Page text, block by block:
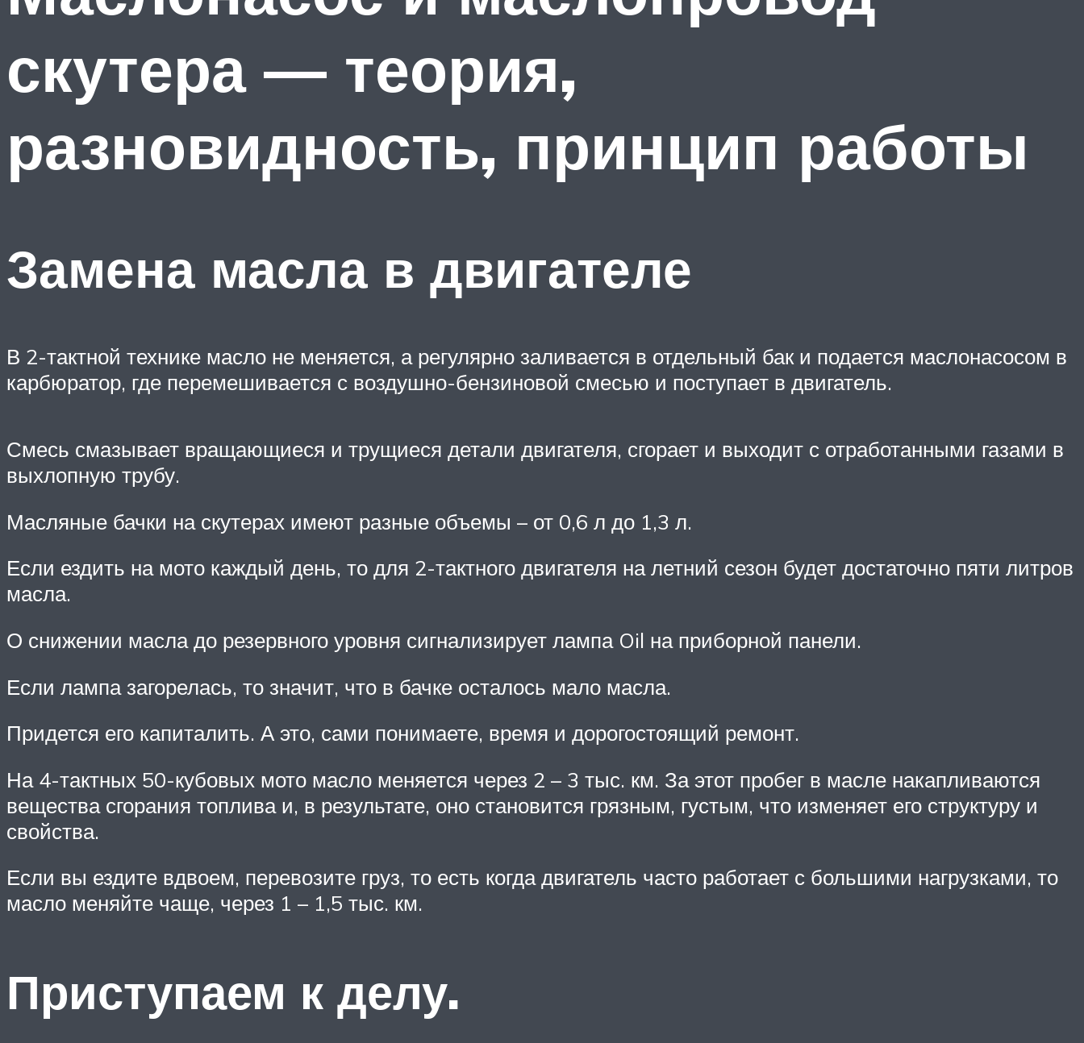
скутера — теория,
разновидность, принцип работы
Замена масла в двигателе
В 2-тактной технике масло не меняется, а регулярно заливается в отдельный бак и подается маслонасосом в
карбюратор, где перемешивается с воздушно-бензиновой смесью и поступает в двигатель.
Смесь смазывает вращающиеся и трущиеся детали двигателя, сгорает и выходит с отработанными газами в
выхлопную трубу.
Масляные бачки на скутерах имеют разные объемы – от 0,6 л до 1,3 л.
Если ездить на мото каждый день, то для 2-тактного двигателя на летний сезон будет достаточно пяти литров
масла.
О снижении масла до резервного уровня сигнализирует лампа Oil на приборной панели.
Если лампа загорелась, то значит, что в бачке осталось мало масла.
Придется его капиталить. А это, сами понимаете, время и дорогостоящий ремонт.
На 4-тактных 50-кубовых мото масло меняется через 2 – 3 тыс. км. За этот пробег в масле накапливаются
вещества сгорания топлива и, в результате, оно становится грязным, густым, что изменяет его структуру и
свойства.
Если вы ездите вдвоем, перевозите груз, то есть когда двигатель часто работает с большими нагрузками, то
масло меняйте чаще, через 1 – 1,5 тыс. км.
Приступаем к делу.